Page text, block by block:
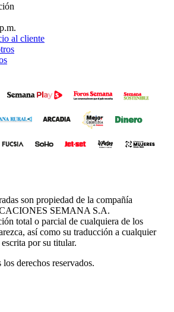
al cliente
window
son propiedad de la compañía
SEMANA S.A.
total o parcial de cualquiera de los
así como su traducción a cualquier
por su titular.
derechos reservados.